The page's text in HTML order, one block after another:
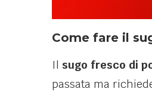
Come fare il
Il sugo fresco di
passata ma